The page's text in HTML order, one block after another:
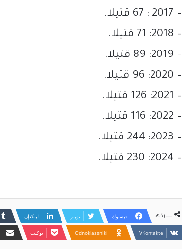
– 2017 : 67 قتيلا.
– 2018: 71 قتيلا.
– 2019: 89 قتيلا.
– 2020: 96 قتيلا.
– 2021: 126 قتيلا.
– 2022: 116 قتيلا.
– 2023: 244 قتيلا.
– 2024: 230 قتيلا.
شاركها فيسبوك تويتر لينكدإن
Odnoklassniki بوكيت